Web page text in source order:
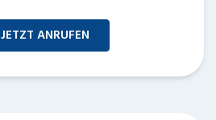
JETZT ANRUFEN